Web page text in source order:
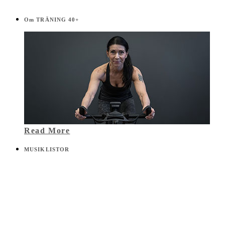
Om TRÄNING 40+
Read More
MUSIKLISTOR